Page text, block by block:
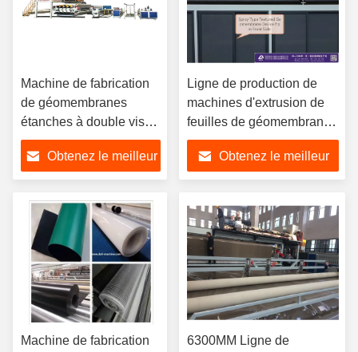
Machine de fabrication
de géomembranes
étanches à double vis
extrudeuse
Obtenez le meilleur
Ligne de production de
machines d'extrusion de
feuilles de géomembrane
de 6300 mm
Obtenez le meilleur
Machine de fabrication
6300MM Ligne de